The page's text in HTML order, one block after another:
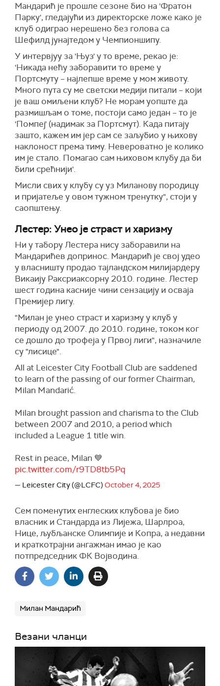
Мандарић је прошле сезоне био на 'Фратон
Парку', гледајући из директорске ложе како је
клуб одиграо нерешено без голова са
Шефилд јунајтедом у Чемпионшипу.
У интервјуу за 'Њуз' у то време, рекао је:
'Никада нећу заборавити то време у
Портсмуту – најлепше време у мом животу.
Много пута су ме светски медији питали – који
је ваш омиљени клуб? Не морам уопште да
размишљам о томе, постоји само један – то је
'Помпеј' (надимак за Портсмут). Када питају
зашто, кажем им јер сам се заљубио у њихову
наклоност према тиму. Невероватно је колико
им је стало. Помагао сам њиховом клубу да би
били срећнији'.
Мисли свих у клубу су уз Миланову породицу
и пријатеље у овом тужном тренутку", стоји у
саопштењу.
Лестер: Унео је страст и харизму
Ни у табору Лестера нису заборавили на
Мандарићев допринос. Мандарић је свој удео
у власништу продао тајландском милијардеру
Викаију Раксриаксорну 2010. године. Лестер
шест година касније чини сензацију и осваја
Премијер лигу.
"Милан је унео страст и харизму у клуб у
периоду од 2007. до 2010. године, током ког
се дошло до трофеја у Првој лиги", назначиле
су "лисице".
All at Leicester City Football Club are saddened
to learn of the passing of our former Chairman,
Milan Mandarić.
Milan brought passion and charisma to the Club
between 2007 and 2010, a period which
included a League 1 title win.
Rest in peace, Milan 💙
pic.twitter.com/r9TD8tb5Pq
— Leicester City (@LCFC) October 4, 2025
Сем поменутих енглеских клубова је био
власник и Стандарда из Лијежа, Шарлроа,
Нице, љубљанске Олимпије и Копра, а недавни
и краткотрајни ангажман имао је као
потпредседник ФК Војводина.
Милан Мандарић
Везани чланци